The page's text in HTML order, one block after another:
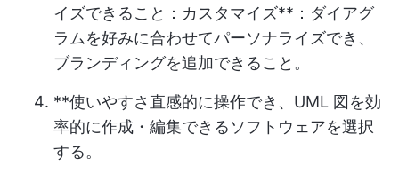
イズできること：カスタマイズ**：ダイアグ
ラムを好みに合わせてパーソナライズでき、
ブランディングを追加できること。
**使いやすさ直感的に操作でき、UML 図を効
率的に作成・編集できるソフトウェアを選択
する。